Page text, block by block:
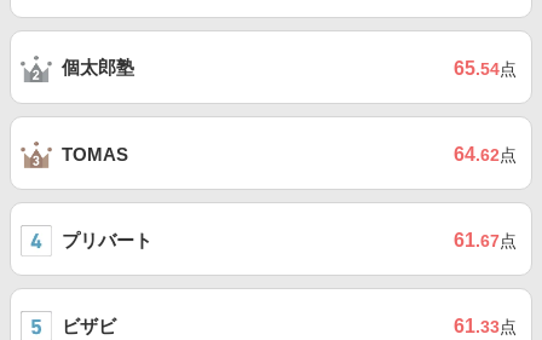
個太郎塾 65.54点
TOMAS 64.62点
プリバート 61.67点
ビザビ 61.33点